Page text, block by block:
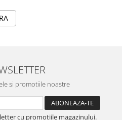
si promotiile noastre
cu promotiile magazinului.